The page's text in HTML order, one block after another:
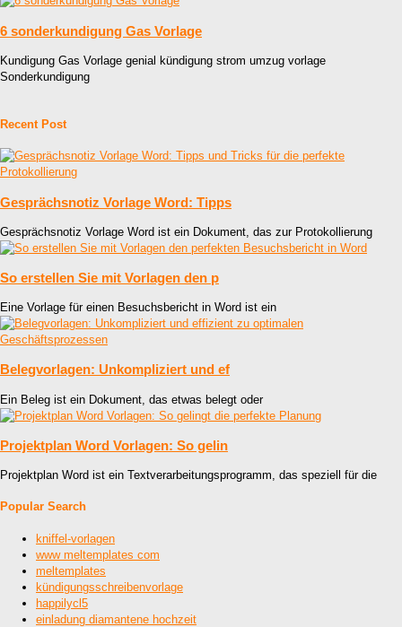
6 sonderkundigung Gas Vorlage
Kundigung Gas Vorlage genial kündigung strom umzug vorlage
Sonderkundigung
Recent Post
Gesprächsnotiz Vorlage Word: Tipps
Gesprächsnotiz Vorlage Word ist ein Dokument, das zur Protokollierung
So erstellen Sie mit Vorlagen den p
Eine Vorlage für einen Besuchsbericht in Word ist ein
Belegvorlagen: Unkompliziert und ef
Ein Beleg ist ein Dokument, das etwas belegt oder
Projektplan Word Vorlagen: So gelin
Projektplan Word ist ein Textverarbeitungsprogramm, das speziell für die
Popular Search
kniffel-vorlagen
www meltemplates com
meltemplates
kündigungsschreibenvorlage
happilycl5
einladung diamantene hochzeit